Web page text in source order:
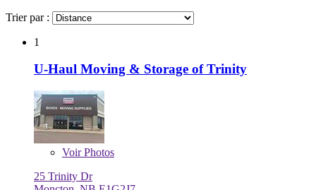
Trier par :
1
U-Haul Moving & Storage of Trinity
VoirPhotos
25 Trinity Dr